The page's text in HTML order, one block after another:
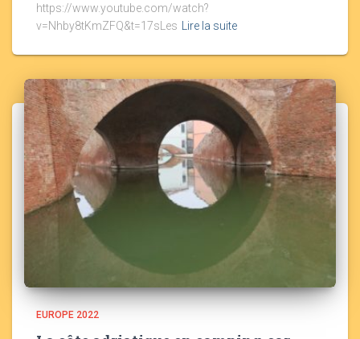
https://www.youtube.com/watch?
v=Nhby8tKmZFQ&t=17sLes Lire la suite
EUROPE 2022